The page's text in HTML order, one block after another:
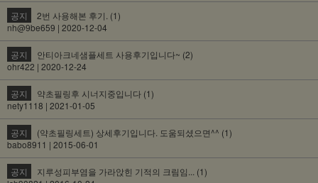
공지
2번 사용해본 후기. (1)
nh@9be659 | 2020-12-04
공지
안티아크네샘플세트 사용후기입니다~ (2)
ohr422 | 2020-12-24
공지
약초필링후 시너지중입니다 (1)
nety1118 | 2021-01-05
공지
(약초필링세트) 상세후기입니다. 도움되셨으면^^ (1)
babo8911 | 2015-06-01
공지
지루성피부염을 가라앉힌 기적의 크림임... (1)